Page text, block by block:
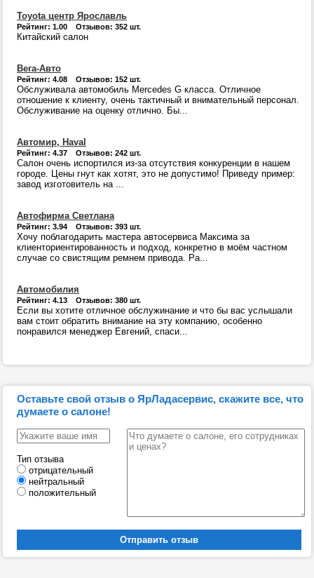
Toyota центр Ярославль
Рейтинг: 1.00 Отзывов: 352 шт.
Китайский салон
Вега-Авто
Рейтинг: 4.08 Отзывов: 152 шт.
Обслуживала автомобиль Mercedes G класса. Отличное
отношение к клиенту, очень тактичный и внимательный персонал.
Обслуживание на оценку отлично. Бы...
Автомир, Haval
Рейтинг: 4.37 Отзывов: 242 шт.
Салон очень испортился из-за отсутствия конкуренции в нашем
городе. Цены гнут как хотят, это не допустимо! Приведу пример:
завод изготовитель на ...
Автофирма Светлана
Рейтинг: 3.94 Отзывов: 393 шт.
Хочу поблагодарить мастера автосервиса Максима за
клиенториентированность и подход, конкретно в моём частном
случае со свистящим ремнем привода. Ра...
Автомобилия
Рейтинг: 4.13 Отзывов: 380 шт.
Если вы хотите отличное обслужинание и что бы вас услышали
вам стоит обратить внимание на эту компанию, особенно
понравился менеджер Евгений, спаси...
Оставьте свой отзыв о ЯрЛадасервис, скажите все, что
думаете о салоне!
Тип отзыва
отрицательный
нейтральный
положительный